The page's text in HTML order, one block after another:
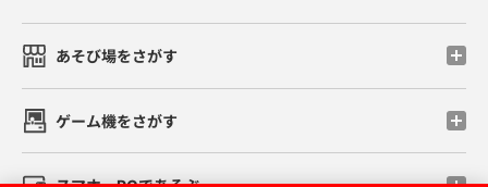
あそび場をさがす
ゲーム機をさがす